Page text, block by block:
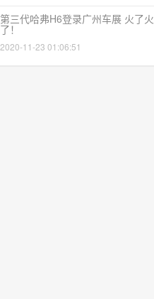
第三代哈弗H6登录广州车展 火了火
了！
2020-11-23 01:06:51